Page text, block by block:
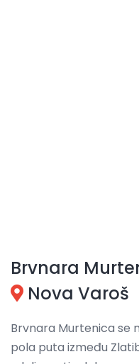
Brvnara
Nova Varoš
Brvnara Murtenica se
pola puta između